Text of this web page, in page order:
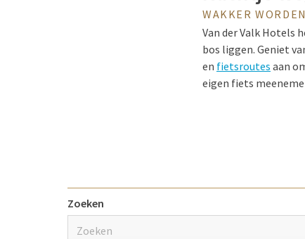
WAKKER
Van der Valk Hotels
bos liggen. Geniet
en fietsroutes aan
eigen fiets
Zoeken